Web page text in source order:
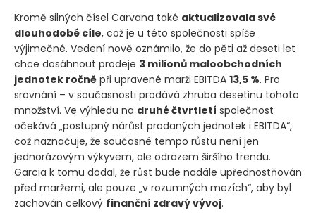
Kromě silných čísel Carvana také aktualizovala své
dlouhodobé cíle, což je u této společnosti spíše
výjimečné. Vedení nově oznámilo, že do pěti až deseti let
chce dosáhnout prodeje 3 milionů maloobchodních
jednotek ročně při upravené marži EBITDA 13,5 %. Pro
srovnání – v současnosti prodává zhruba desetinu tohoto
množství. Ve výhledu na druhé čtvrtletí společnost
očekává „postupný nárůst prodaných jednotek i EBITDA“,
což naznačuje, že současné tempo růstu není jen
jednorázovým výkyvem, ale odrazem širšího trendu.
Garcia k tomu dodal, že růst bude nadále upřednostňován
před maržemi, ale pouze „v rozumných mezích“, aby byl
zachován celkový finanční zdravý vývoj.